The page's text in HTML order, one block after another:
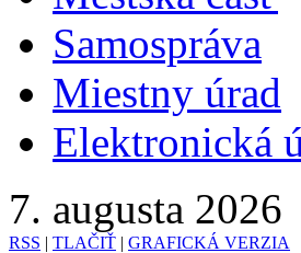
Samospráva
Miestny úrad
Elektronická
7. augusta 2026
RSS | TLAČIŤ | GRAFICKÁ VERZIA